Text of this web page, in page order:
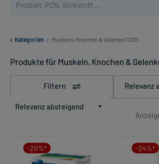
Kategorien / Muskeln, Knochen & Gelenke (1291)
Produkte für Muskeln, Knochen &
Filtern Relevanz
Relevanz absteigend
-20%* -24%*